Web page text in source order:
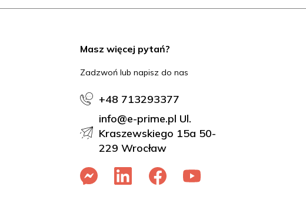
Masz więcej pytań?
Zadzwoń lub napisz do nas
+48 713293377
info@e-prime.pl Ul.
Kraszewskiego 15a 50-
229 Wrocław